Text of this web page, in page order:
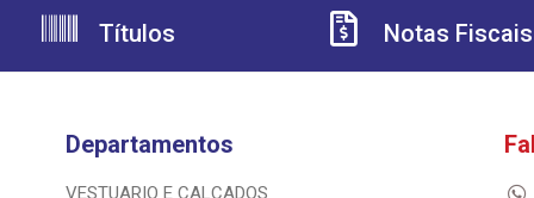
Títulos Notas Fiscais
Departamentos
VESTUARIO E CALCADOS